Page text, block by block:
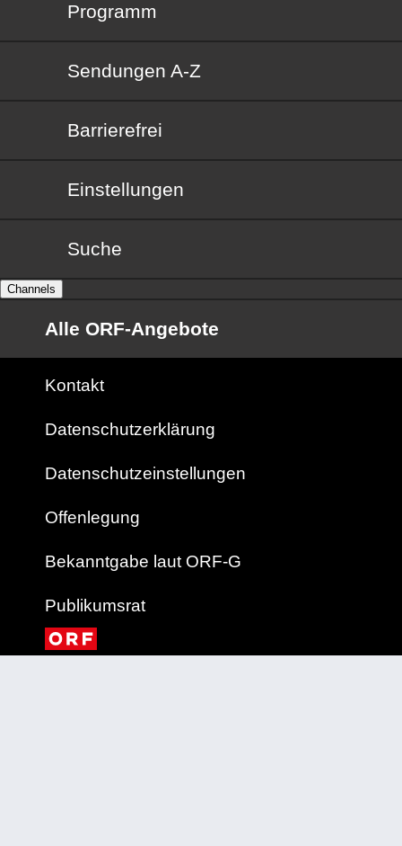
Programm
Sendungen von A bis Z
Sendungen A-Z
Barrierefrei
Barrierefrei
Einstellungen
Suche
Channels
Alle ORF-Angebote
Kontakt
Datenschutzerklärung
Datenschutzeinstellungen
Offenlegung
Bekanntgabe laut ORF-G
Publikumsrat